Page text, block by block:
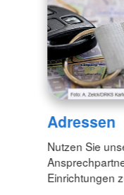
Adressen
Nutzen Sie
Einrichtungen